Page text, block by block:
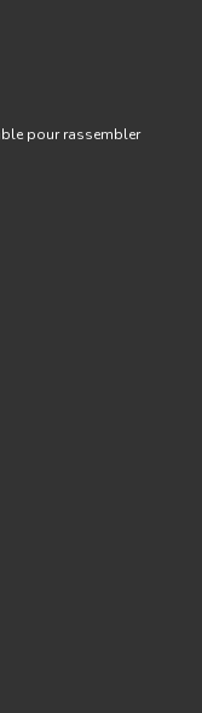
pour rassembler